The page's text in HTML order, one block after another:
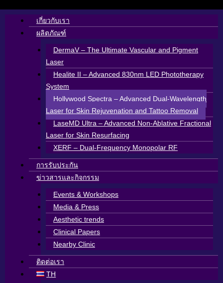
เกี่ยวกับเรา
ผลิตภัณฑ์
DermaV – The Ultimate Vascular and Pigment
Laser
Healite II – Advanced 830nm LED Phototherapy
System
Hollywood Spectra – Advanced Dual-Wavelength
Laser for Skin Rejuvenation and Tattoo Removal
LaseMD Ultra – Advanced Non-Ablative Fractional
Laser for Skin Resurfacing
XERF – Dual-Frequency Monopolar RF
การรับประกัน
ข่าวสารและกิจกรรม
Events & Workshops
Media & Press
Aesthetic trends
Clinical Papers
Nearby Clinic
ติดต่อเรา
TH